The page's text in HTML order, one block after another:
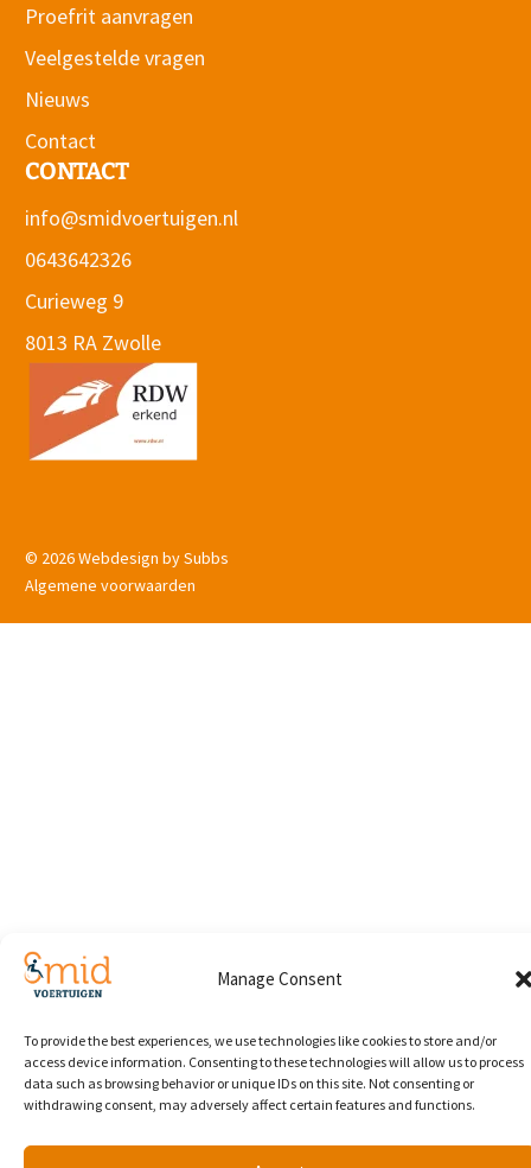
Manage Consent
To provide the best experiences, we use technologies like cookies to store and/or
access device information. Consenting to these technologies will allow us to process
data such as browsing behavior or unique IDs on this site. Not consenting or
withdrawing consent, may adversely affect certain features and functions.
Proefrit aanvragen
Veelgestelde vragen
Nieuws
Contact
CONTACT
info@smidvoertuigen.nl
0643642326
Curieweg 9
8013 RA Zwolle
© 2026 Webdesign by Subbs
Algemene voorwaarden